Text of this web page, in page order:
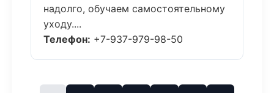
надолго, обучаем самостоятельному
уходу....
Телефон: +7-937-979-98-50